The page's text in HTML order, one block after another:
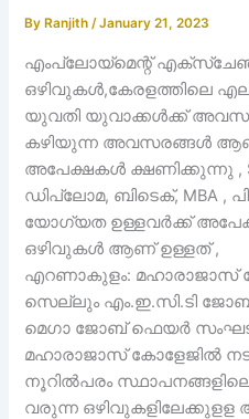
By Ranjith/January 21, 2023
എംപ്ലോയ്മെന്റ്
ഒഴിവുകൾ,കേരളത്തിലെ
യുവതി യുവാക്കൾക്ക്
കഴിയുന്ന അവസരങ്ങൾ
അപേക്ഷകൾ ക്ഷണിക്കുന്നു ,
ഡിപ്ലോമ, ബിടെക്, MBA ,
യോഗ്യത ഉള്ളവർക്ക്
ഒഴിവുകൾ ആണ് ഉള്ളത് ,
എറണാകുളം: മഹാരാജാസ്
സെല്ലും എം.ഇ.സി.ടി
മെഗാ ജോബ് ഫെയർ
മഹാരാജാസ് കോളേജിൽ
നൂറിൽപരം
വരുന്ന